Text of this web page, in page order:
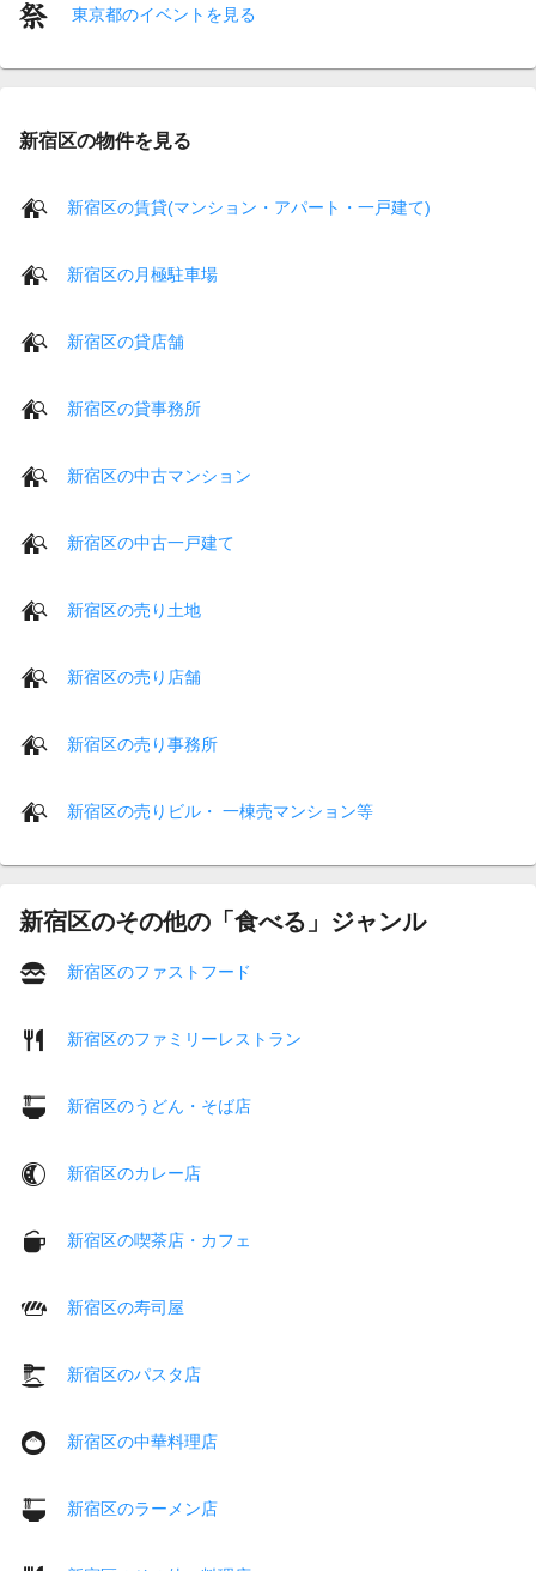
東京都のイベントを見る
新宿区の物件を見る
新宿区の賃貸(マンション・アパート・一戸建て)
新宿区の月極駐車場
新宿区の貸店舗
新宿区の貸事務所
新宿区の中古マンション
新宿区の中古一戸建て
新宿区の売り土地
新宿区の売り店舗
新宿区の売り事務所
新宿区の売りビル・ 一棟売マンション等
新宿区のその他の「食べる」ジャンル
新宿区のファストフード
新宿区のファミリーレストラン
新宿区のうどん・そば店
新宿区のカレー店
新宿区の喫茶店・カフェ
新宿区の寿司屋
新宿区のパスタ店
新宿区の中華料理店
新宿区のラーメン店